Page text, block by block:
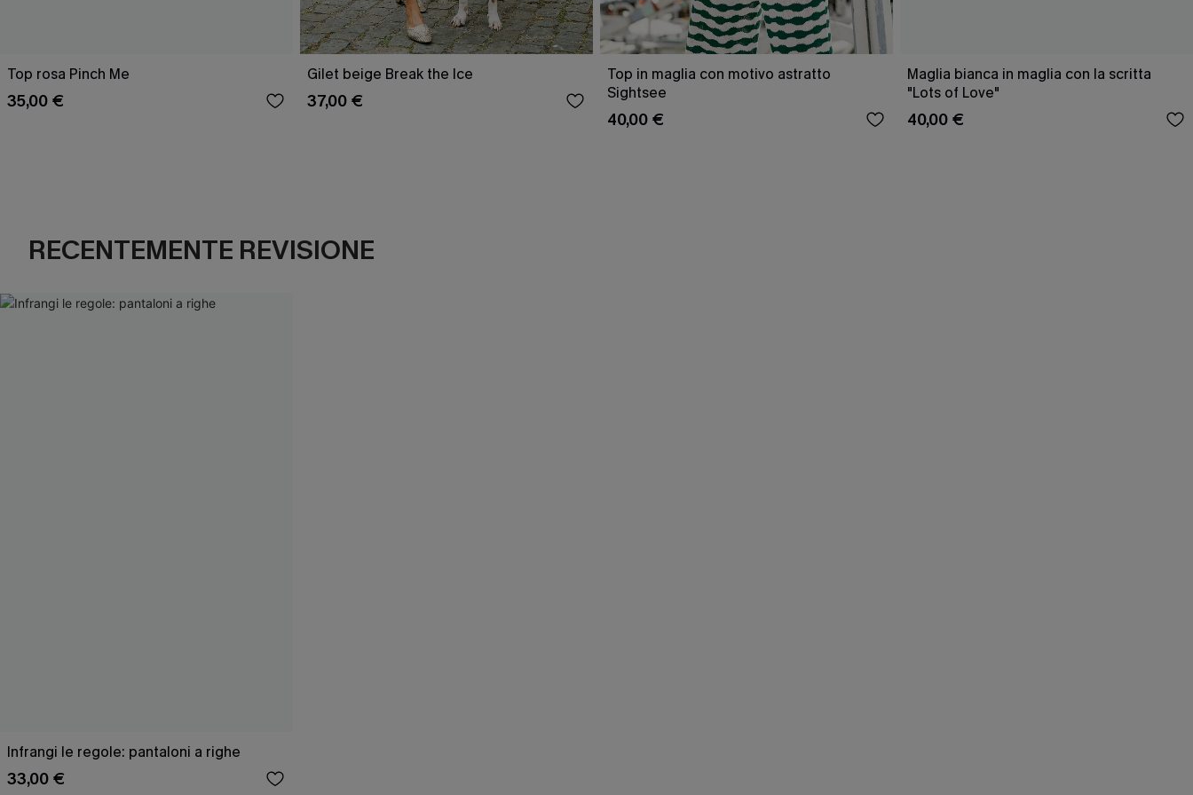
Top rosa Pinch Me
35,00 €
Gilet beige Break the Ice
37,00 €
Top in maglia con motivo astratto
Sightsee
40,00 €
Maglia bianca in maglia con la scritta
"Lots of Love"
40,00 €
RECENTEMENTE REVISIONE
Infrangi le regole: pantaloni a righe
33,00 €